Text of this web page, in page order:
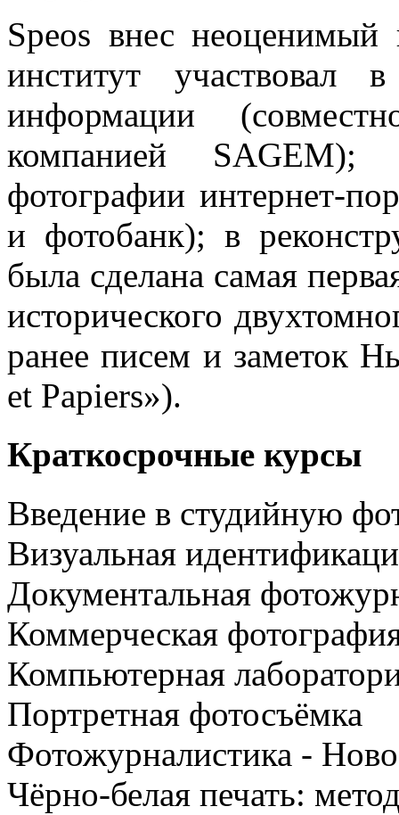
Speos внес неоценимый
институт участвовал
информации
компанией SAGEM);
фотографии интернет-
и фотобанк); в
была сделана самая
исторического
ранее писем и заметок
et Papiers»).
Краткосрочные курсы
Введение в студийную
Визуальная
Документальная
Коммерческая
Компьютерная
Портретная фотосъёмка
Фотожурналистика -
Чёрно-белая печать: